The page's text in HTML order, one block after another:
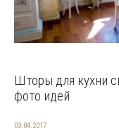
Шторы для кухни
фото идей
03.04.2017